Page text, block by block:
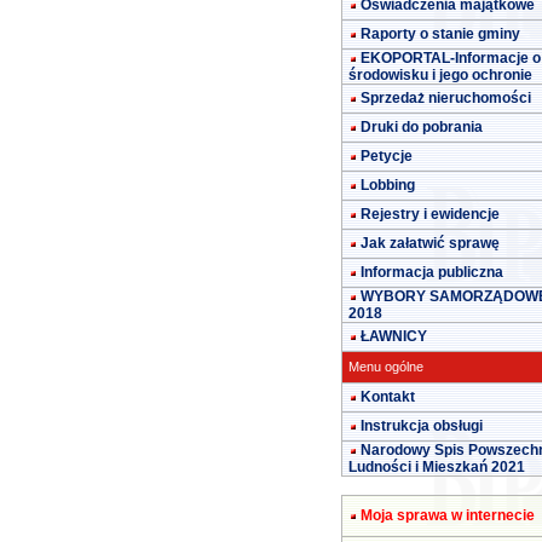
Oświadczenia majątkowe
Raporty o stanie gminy
EKOPORTAL-Informacje o
środowisku i jego ochronie
Sprzedaż nieruchomości
Druki do pobrania
Petycje
Lobbing
Rejestry i ewidencje
Jak załatwić sprawę
Informacja publiczna
WYBORY
2018
ŁAWNICY
Menu ogólne
Kontakt
Instrukcja obsługi
Narodowy Spis
Ludności i Mieszkań 2021
Moja sprawa w internecie